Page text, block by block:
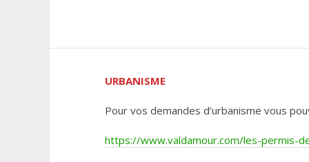
URBANISME
Pour vos demandes d’urbanisme vous
https://www.valdamour.com/les-permis-